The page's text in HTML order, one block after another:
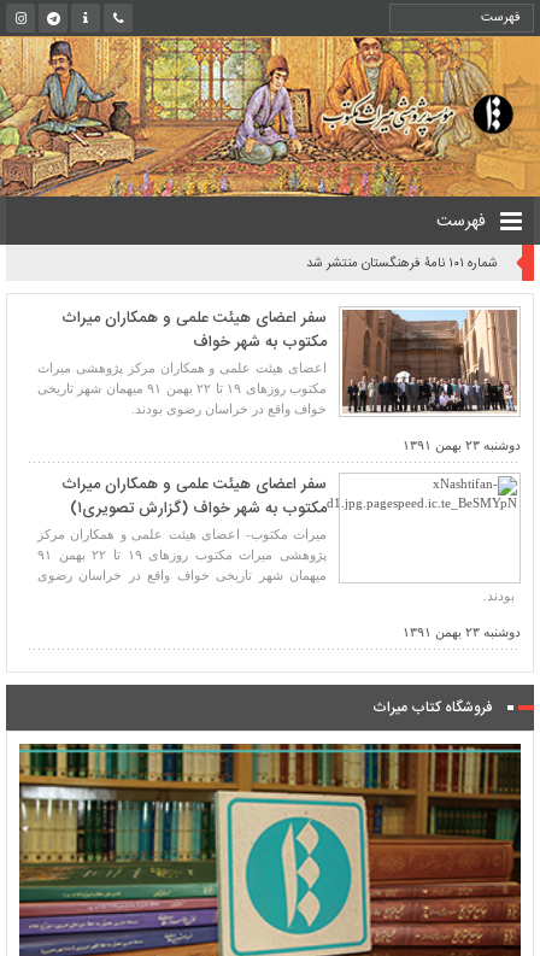
فهرست
شماره ۱۰۱ نامۀ فرهنگستان منتشر شد
سفر اعضای هیئت علمی و همکاران میراث
مکتوب به شهر خواف
اعضای هیئت علمی و همکاران مرکز پژوهشی میراث
مکتوب روزهای ۱۹ تا ۲۲ بهمن ۹۱ میهمان شهر تاریخی
خواف واقع در خراسان رضوی بودند.
دوشنبه ۲۳ بهمن ۱۳۹۱
سفر اعضای هیئت علمی و همکاران میراث
مکتوب به شهر خواف (گزارش تصویری۱)
میراث مکتوب- اعضای هیئت علمی و همکاران مرکز
پژوهشی میراث مکتوب روزهای ۱۹ تا ۲۲ بهمن ۹۱
میهمان شهر تاریخی خواف واقع در خراسان رضوی
بودند.
دوشنبه ۲۳ بهمن ۱۳۹۱
فروشگاه کتاب میراث